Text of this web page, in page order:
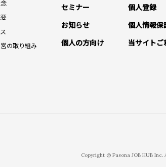
の取り組み
セミナー
お知らせ
個人の方向け
個人登録
個人情報保
当サイトご
Copyright © Pasona JOB HUB Inc.